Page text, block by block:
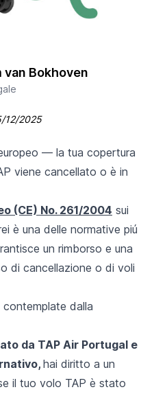
van Bokhoven
12/2025
— la tua copertura
viene cancellato o è in
(CE) No. 261/2004 sui
è una delle normative piú
un rimborso e una
di cancellazione o di voli
dalla
da TAP Air Portugal e
hai diritto a un
il tuo volo TAP è stato